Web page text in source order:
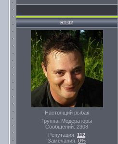
RT-02
Настоящий рыбак
Группа: Модераторы
Сообщений: 2308
Репутация: 112
Замечания: 0%